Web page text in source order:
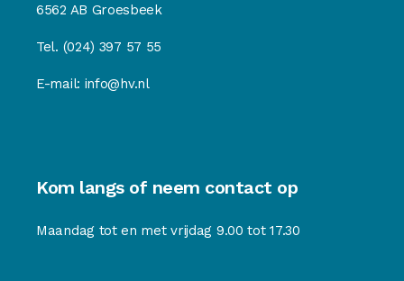
6562 AB Groesbeek
Tel. (024) 397 57 55
E-mail: info@hv.nl
Kom langs of neem contact op
Maandag tot en met vrijdag 9.00 tot 17.30